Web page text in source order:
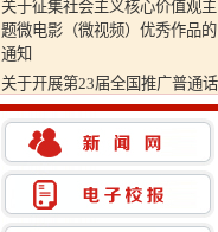
题微电影（微视频）优秀作品的
通知
关于开展第23届全国推广普通话
宣传周活动的通知
关于开展2020年理论学习文章评
选工作的通知